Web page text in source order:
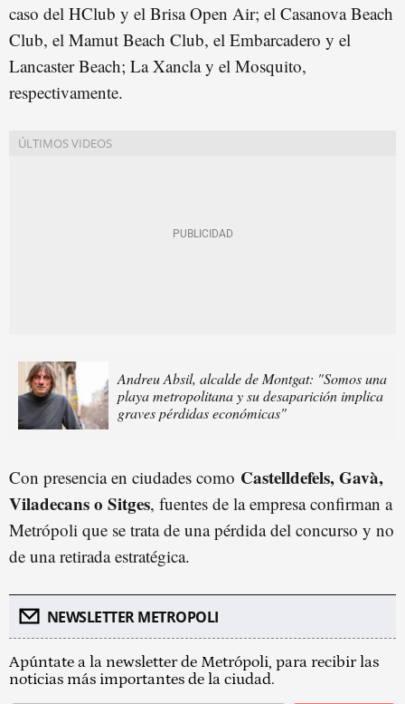
caso del HClub y el Brisa Open Air; el Casanova Beach
Club, el Mamut Beach Club, el Embarcadero y el
Lancaster Beach; La Xancla y el Mosquito,
respectivamente.
Andreu Absil, alcalde de Montgat: "Somos una
playa metropolitana y su desaparición implica
graves pérdidas económicas"
Con presencia en ciudades como Castelldefels, Gavà,
Viladecans o Sitges, fuentes de la empresa confirman a
Metrópoli que se trata de una pérdida del concurso y no
de una retirada estratégica.
NEWSLETTER METROPOLI
Apúntate a la newsletter de Metrópoli, para recibir las
noticias más importantes de la ciudad.